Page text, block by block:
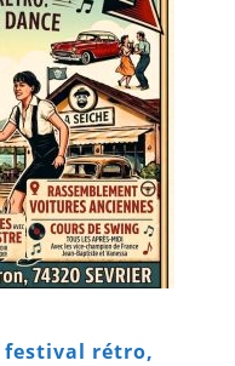
festival rétro,